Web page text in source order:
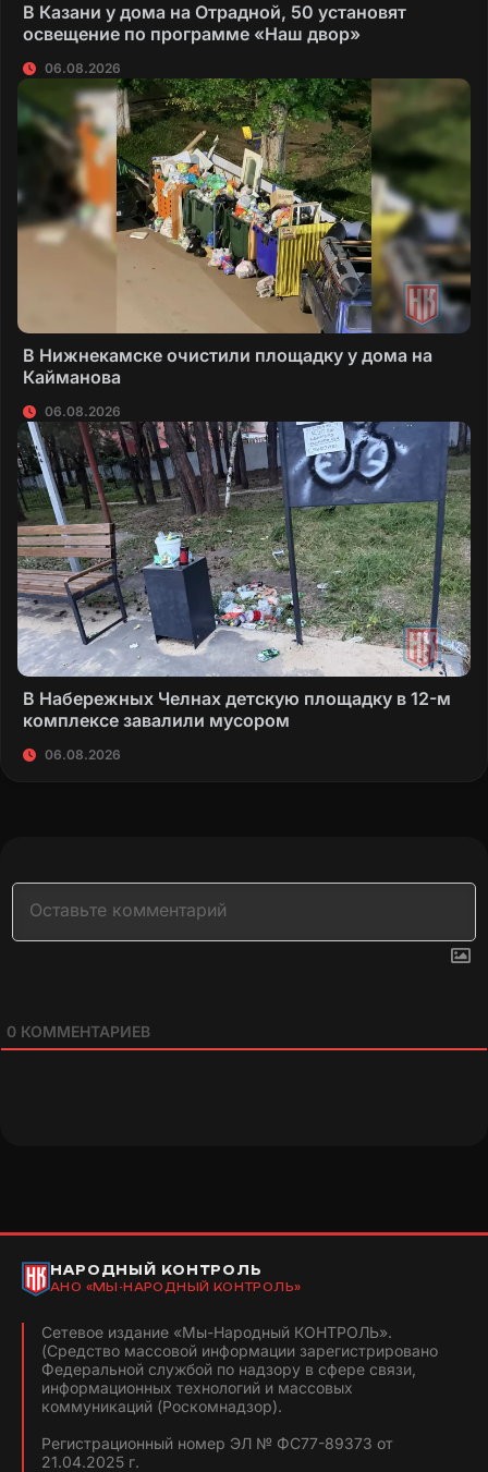
В Казани у дома на Отрадной, 50 установят
освещение по программе «Наш двор»
06.08.2026
В Нижнекамске очистили площадку у дома на
Кайманова
06.08.2026
В Набережных Челнах детскую площадку в 12-м
комплексе завалили мусором
06.08.2026
0 КОММЕНТАРИЕВ
НАРОДНЫЙ КОНТРОЛЬ
АНО «МЫ-НАРОДНЫЙ КОНТРОЛЬ»
Сетевое издание «Мы-Народный КОНТРОЛЬ».
(Средство массовой информации зарегистрировано
Федеральной службой по надзору в сфере связи,
информационных технологий и массовых
коммуникаций (Роскомнадзор).
Регистрационный номер ЭЛ № ФС77-89373 от
21.04.2025 г.